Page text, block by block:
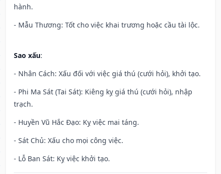
hành.
- Mẫu Thương: Tốt cho việc khai trương hoặc cầu tài lộc.
Sao xấu:
- Nhân Cách: Xấu đối với việc giá thú (cưới hỏi), khởi tạo.
- Phi Ma Sát (Tai Sát): Kiêng kỵ giá thú (cưới hỏi), nhập
trạch.
- Huyền Vũ Hắc Đạo: Kỵ việc mai táng.
- Sát Chủ: Xấu cho mọi công việc.
- Lỗ Ban Sát: Kỵ việc khởi tạo.